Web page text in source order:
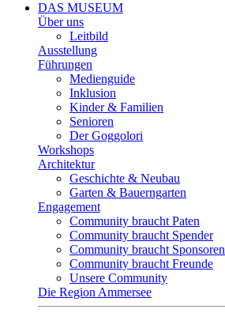
DAS MUSEUM
Über uns
Leitbild
Ausstellung
Führungen
Medienguide
Inklusion
Kinder & Familien
Senioren
Der Goggolori
Workshops
Architektur
Geschichte & Neubau
Garten & Bauerngarten
Engagement
Community braucht Paten
Community braucht Spender
Community braucht Sponsoren
Community braucht Freunde
Unsere Community
Die Region Ammersee